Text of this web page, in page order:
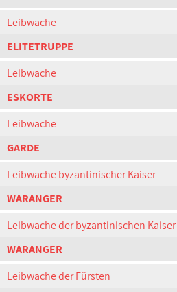
Leibwache
ELITETRUPPE
Leibwache
ESKORTE
Leibwache
GARDE
Leibwache byzantinischer Kaiser
WARANGER
Leibwache der byzantinischen Kaiser
WARANGER
Leibwache der Fürsten